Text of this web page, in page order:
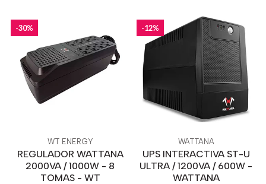
-30%
WT ENERGY
REGULADOR WATTANA
2000VA / 1000W - 8
TOMAS - WT
-12%
WATTANA
UPS INTERACTIVA ST-U
ULTRA / 1200VA / 600W -
WATTANA